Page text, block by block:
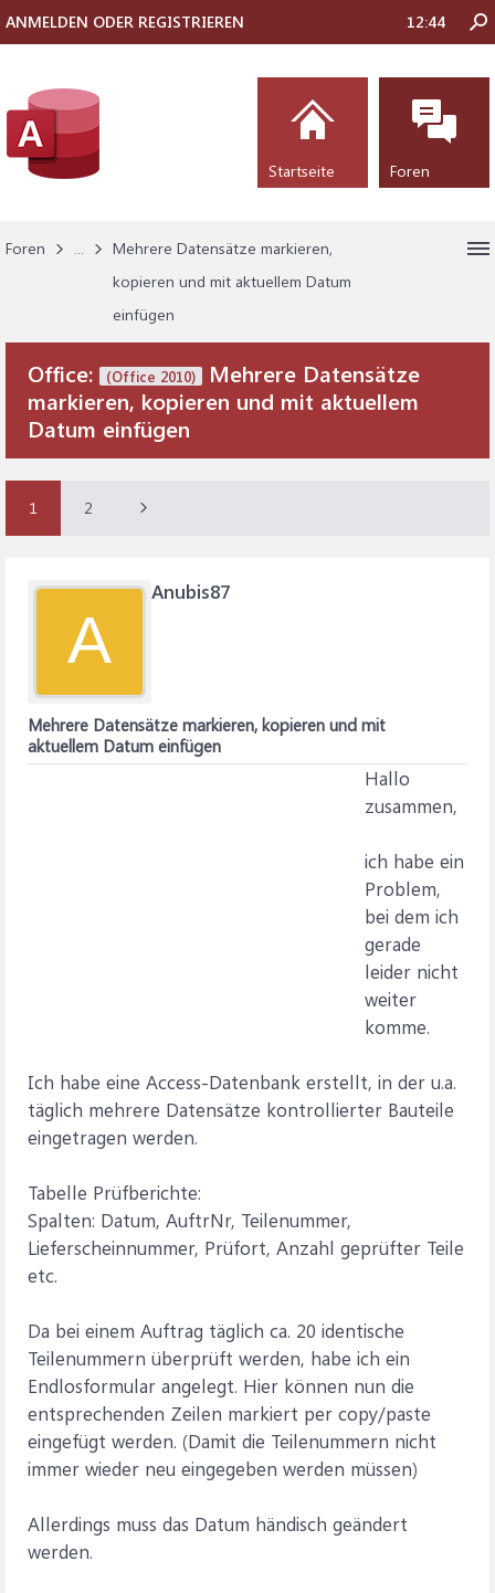
Foren ...
Mehrere Datensätze markieren,
kopieren und mit aktuellem Datum
einfügen
Office: (Office 2010)
Mehrere Datensätze
markieren, kopieren und mit aktuellem
Datum einfügen
1 2
A
Anubis87
Mehrere Datensätze markieren, kopieren und mit
aktuellem Datum einfügen
Hallo
zusammen,
ich habe ein
Problem,
bei dem ich
gerade
leider nicht
weiter
komme.
Ich habe eine Access-Datenbank erstellt, in der u.a.
täglich mehrere Datensätze kontrollierter Bauteile
eingetragen werden.
Tabelle Prüfberichte:
Spalten: Datum, AuftrNr, Teilenummer,
Lieferscheinnummer, Prüfort, Anzahl geprüfter Teile
etc.
Da bei einem Auftrag täglich ca. 20 identische
Teilenummern überprüft werden, habe ich ein
Endlosformular angelegt. Hier können nun die
entsprechenden Zeilen markiert per copy/paste
eingefügt werden. (Damit die Teilenummern nicht
immer wieder neu eingegeben werden müssen)
Allerdings muss das Datum händisch geändert
werden.
ANMELDEN ODER REGISTRIEREN 12:44
Startseite Foren